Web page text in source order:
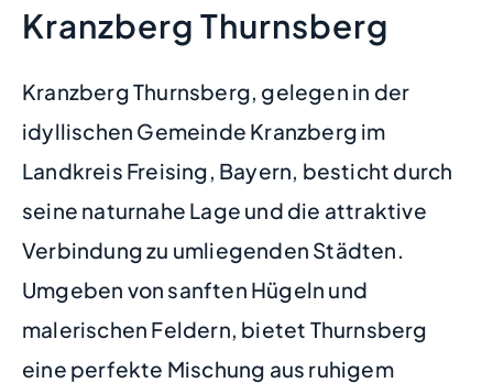
Kranzberg Thurnsberg
Kranzberg Thurnsberg, gelegen in der
idyllischen Gemeinde Kranzberg im
Landkreis Freising, Bayern, besticht durch
seine naturnahe Lage und die attraktive
Verbindung zu umliegenden Städten.
Umgeben von sanften Hügeln und
malerischen Feldern, bietet Thurnsberg
eine perfekte Mischung aus ruhigem